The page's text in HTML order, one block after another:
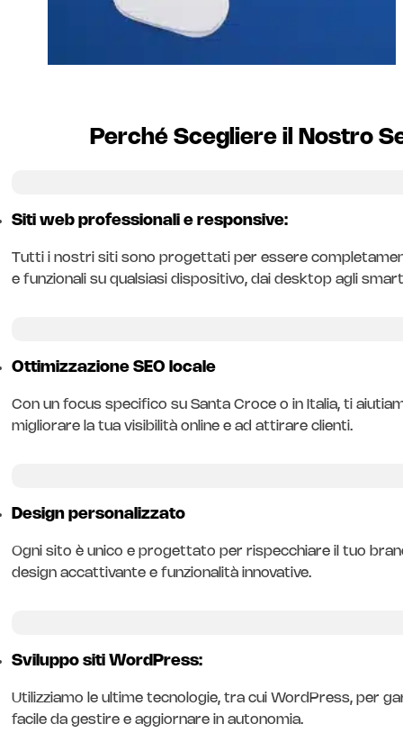
Perché Scegliere il Nostro
Siti web professionali e responsive:
Tutti i nostri siti sono progettati per essere
e funzionali su qualsiasi dispositivo, dai desktop agli
Ottimizzazione SEO locale
Con un focus specifico su Santa Croce o in Italia, ti
migliorare la tua visibilità online e ad attirare clienti.
Design personalizzato
Ogni sito è unico e progettato per rispecchiare il tuo
design accattivante e funzionalità innovative.
Sviluppo siti WordPress:
Utilizziamo le ultime tecnologie, tra cui WordPress, per
facile da gestire e aggiornare in autonomia.